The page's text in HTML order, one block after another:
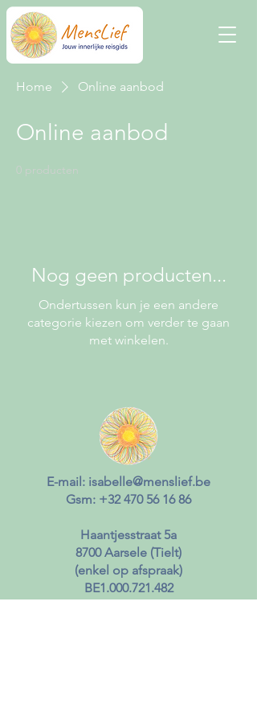
Home Online aanbod
Online aanbod
0 producten
Nog geen producten...
Ondertussen kun je een andere
categorie kiezen om verder te gaan
met winkelen.
E-mail: isabelle@menslief.be
Gsm: +32 470 56 16 86
Haantjesstraat 5a
8700 Aarsele (Tielt)
(enkel op afspraak)
BE1.000.721.482